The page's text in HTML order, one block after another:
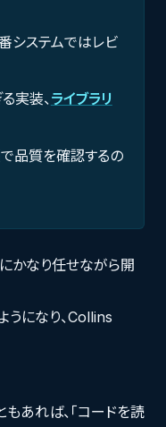
システムではレビ
実装、ライブラリ
品質を確認するの
かなり任せながら開
うになり、Collins
あれば、「コードを読